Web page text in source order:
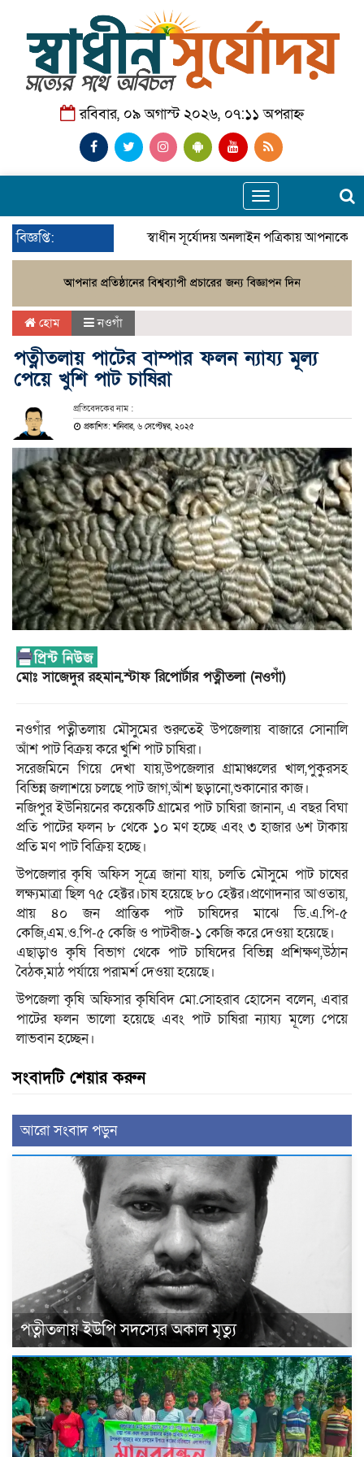
রবিবার, ০৯ অগাস্ট ২০২৬, ০৭:১১ অপরাহ্ন
Toggle
navigation
বিজ্ঞপ্তি: স্বাধীন সূর্যোদয় অনলাইন পত্রিকায় আপনাকে
হোম নওগাঁ
পত্নীতলায় পাটের বাম্পার ফলন ন্যায্য মূল্য
পেয়ে খুশি পাট চাষিরা
প্রতিবেদকের নাম :
প্রকাশিত: শনিবার, ৬ সেপ্টেম্বর, ২০২৫
মোঃ সাজেদুর রহমান,স্টাফ রিপোর্টার পত্নীতলা (নওগাঁ)
নওগাঁর পত্নীতলায় মৌসুমের শুরুতেই উপজেলায় বাজারে সোনালি
আঁশ পাট বিক্রয় করে খুশি পাট চাষিরা।
সরেজমিনে গিয়ে দেখা যায়,উপজেলার গ্রামাঞ্চলের খাল,পুকুরসহ
বিভিন্ন জলাশয়ে চলছে পাট জাগ,আঁশ ছড়ানো,শুকানোর কাজ।
নজিপুর ইউনিয়নের কয়েকটি গ্রামের পাট চাষিরা জানান, এ বছর বিঘা
প্রতি পাটের ফলন ৮ থেকে ১০ মণ হচ্ছে এবং ৩ হাজার ৬শ টাকায়
প্রতি মণ পাট বিক্রিয় হচ্ছে।
উপজেলার কৃষি অফিস সূত্রে জানা যায়, চলতি মৌসুমে পাট চাষের
লক্ষ্যমাত্রা ছিল ৭৫ হেক্টর।চাষ হয়েছে ৮০ হেক্টর।প্রণোদনার আওতায়,
প্রায় ৪০ জন প্রান্তিক পাট চাষিদের মাঝে ডি.এ.পি-৫
কেজি,এম.ও.পি-৫ কেজি ও পাটবীজ-১ কেজি করে দেওয়া হয়েছে।
এছাড়াও কৃষি বিভাগ থেকে পাট চাষিদের বিভিন্ন প্রশিক্ষণ,উঠান
বৈঠক,মাঠ পর্যায়ে পরামর্শ দেওয়া হয়েছে।
উপজেলা কৃষি অফিসার কৃষিবিদ মো.সোহরাব হোসেন বলেন, এবার
পাটের ফলন ভালো হয়েছে এবং পাট চাষিরা ন্যায্য মূল্যে পেয়ে
লাভবান হচ্ছেন।
সংবাদটি শেয়ার করুন
আরো সংবাদ পড়ুন
পত্নীতলায় ইউপি সদস্যের অকাল মৃত্যু